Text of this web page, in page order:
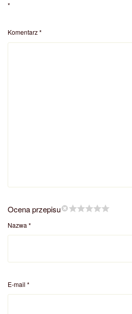
*
Komentarz*
Ocena przepisu
Nazwa *
E-mail *